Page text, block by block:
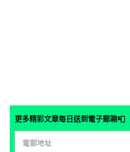
更多精彩文章每日送到電子郵箱📮